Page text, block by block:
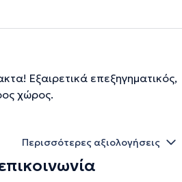
Εξαιρετικά επεξηγηματικός,
χώρος.
Περισσότερες αξιολογήσεις